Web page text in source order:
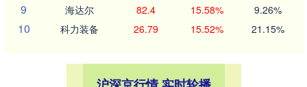
9 海达尔 82.4 15.58% 9.26%
10 科力装备 26.79 15.52% 21.15%